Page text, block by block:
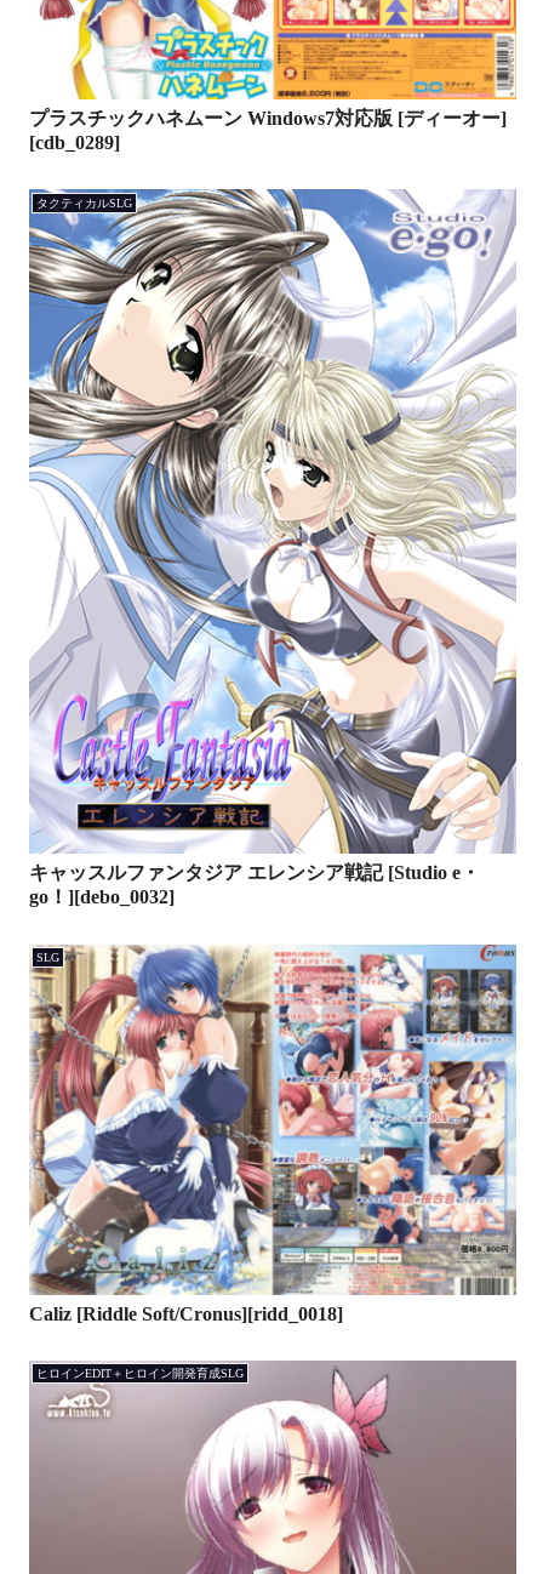
プラスチックハネムーン Windows7対応版 [ディーオー]
[cdb_0289]
タクティカルSLG
キャッスルファンタジア エレンシア戦記 [Studio e・
go！][debo_0032]
SLG
Caliz [Riddle Soft/Cronus][ridd_0018]
ヒロインEDIT＋ヒロイン開発育成SLG